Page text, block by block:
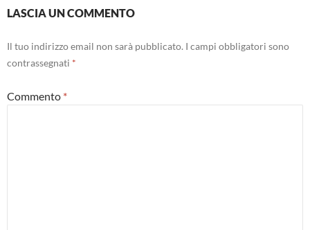
LASCIA UN COMMENTO
Il tuo indirizzo email non sarà pubblicato. I campi obbligatori sono
contrassegnati *
Commento *